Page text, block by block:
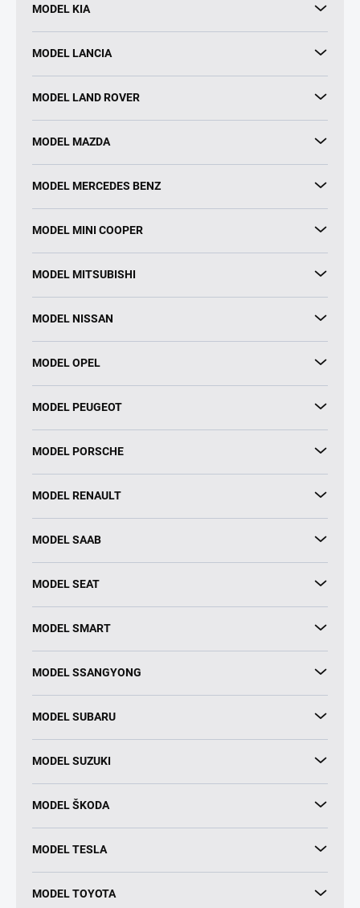
MODEL KIA
MODEL LANCIA
MODEL LAND ROVER
MODEL MAZDA
MODEL MERCEDES BENZ
MODEL MINI COOPER
MODEL MITSUBISHI
MODEL NISSAN
MODEL OPEL
MODEL PEUGEOT
MODEL PORSCHE
MODEL RENAULT
MODEL SAAB
MODEL SEAT
MODEL SMART
MODEL SSANGYONG
MODEL SUBARU
MODEL SUZUKI
MODEL ŠKODA
MODEL TESLA
MODEL TOYOTA